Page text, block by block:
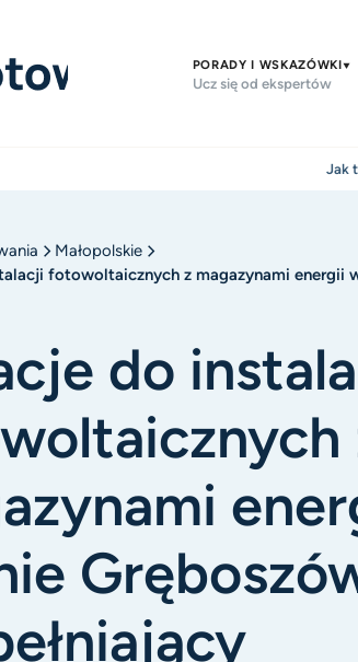
PORADY I WSKAZÓWKI
Ucz się od ekspertów
Jak
Małopolskie
fotowoltaicznych z magazynami energii
do